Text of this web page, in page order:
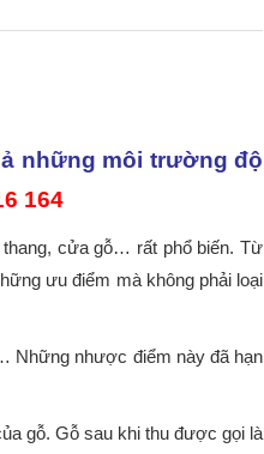
những môi trường độ
164
thang, cửa gỗ… rất phổ biến. Từ
ưu điểm mà không phải loại
Những nhược điểm này đã hạn
gỗ. Gỗ sau khi thu được gọi là